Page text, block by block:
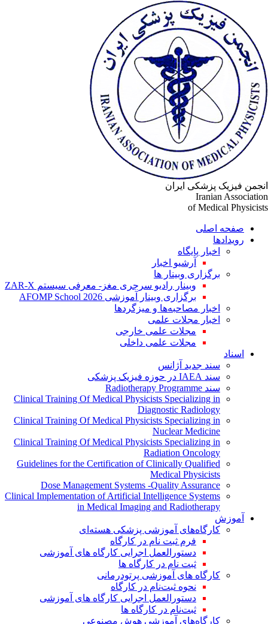
فیزیک پزشکی ایران
Iranian
of Medical
صفحه اصلی
رویدادها
اخبار پایگاه
آرشیو اخبار
برگزاری وبینار ها
وبینار رادیو سرجری مغز- معرفی سیستم ZAR-X
برگزاری وبینار آموزشی AFOMP School 2026
اخبار مصاحبه‌ها و میزگردها
اخبار مجلات علمی
مجلات علمی خارجی
مجلات علمی داخلی
اسناد
سند جدید آژانس
سند IAEA در حوزه فیزیک پزشکی
سند Radiotherapy Programme
Clinical Training Of Medical Physicists Specializing in
Diagnostic Radiology
Clinical Training Of Medical Physicists Specializing in
Nuclear Medicine
Clinical Training Of Medical Physicists Specializing in
Radiation Oncology
Guidelines for the Certification of Clinically Qualified
Medical Physicists
Dose Management Systems -Quality Assurance
Clinical Implementation of Artificial Intelligence Systems
in Medical Imaging and Radiotherapy
آموزش
کارگاه‌های آموزشی پزشکی هسته‌ای
فرم ثبت نام در کارگاه
دستورالعمل اجرایی کارگاه های آموزشی
ثبت نام در کارگاه ها
کارگاه های آموزشی پرتودرمانی
نحوه ثبت‌نام در کارگاه
دستورالعمل اجرایی کارگاه های آموزشی
ثبت‌نام در کارگاه ها
کارگاه‌های آموزشی هوش مصنوعی